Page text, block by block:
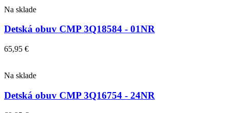
Na sklade
Detská obuv CMP 3Q18584 - 01NR
65,95 €
Na sklade
Detská obuv CMP 3Q16754 - 24NR